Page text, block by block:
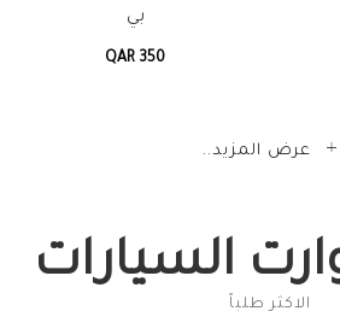
بي
QAR 350
عرض المزيد..
السيارات
الاكثر طلباً